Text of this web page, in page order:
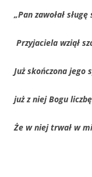
„Pan zawołał
Przyjaciela wziął
Już skończona jego
już z niej Bogu
Że w niej trwał w